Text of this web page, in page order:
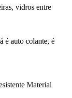
vidros entre
é auto colante, é
Material